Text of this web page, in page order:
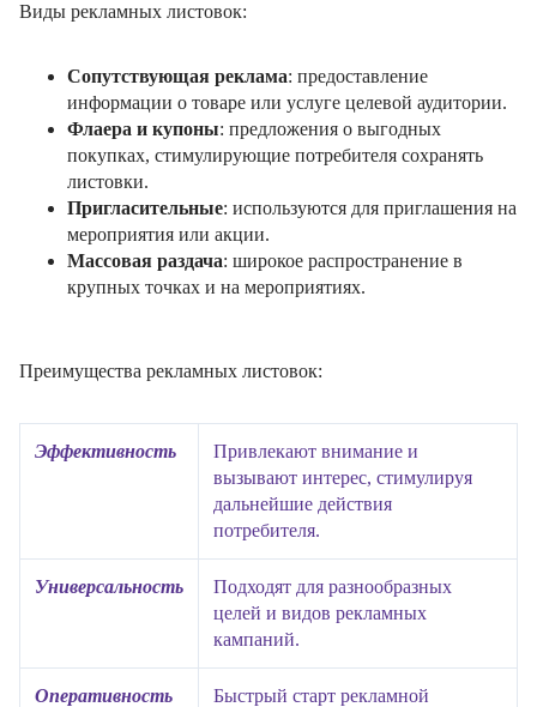
Виды рекламных листовок:
Сопутствующая реклама: предоставление
информации о товаре или услуге целевой аудитории.
Флаера и купоны: предложения о выгодных
покупках, стимулирующие потребителя сохранять
листовки.
Пригласительные: используются для приглашения на
мероприятия или акции.
Массовая раздача: широкое распространение в
крупных точках и на мероприятиях.
Преимущества рекламных листовок:
Эффективность
Привлекают внимание и
вызывают интерес, стимулируя
дальнейшие действия
потребителя.
Универсальность
Подходят для разнообразных
целей и видов рекламных
кампаний.
Оперативность
Быстрый старт рекламной